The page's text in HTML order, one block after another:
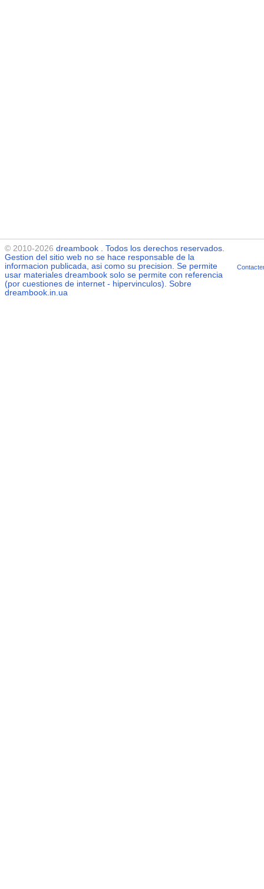
© 2010-2026 dreambook . Todos los derechos reservados.
Gestion del sitio web no se hace responsable de la
informacion publicada, asi como su precision. Se permite
usar materiales dreambook solo se permite con referencia
(por cuestiones de internet - hipervinculos). Sobre
dreambook.in.ua